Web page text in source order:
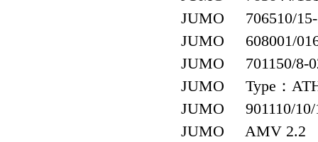
JUMO 706510/15-
JUMO 608001/
JUMO 701150/8-
JUMO Type：
JUMO 901110/10/
JUMO AMV 2.2